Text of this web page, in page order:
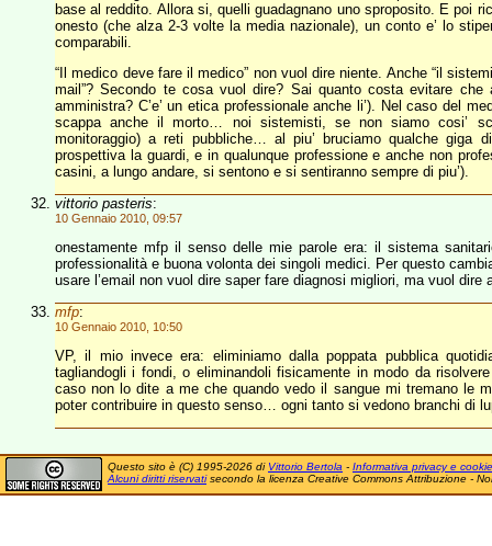
base al reddito. Allora si, quelli guadagnano uno sproposito. E poi
onesto (che alza 2-3 volte la media nazionale), un conto e’ lo
comparabili.
“Il medico deve fare il medico” non vuol dire niente. Anche “il
mail”? Secondo te cosa vuol dire? Sai quanto costa evitare
amministra? C’e’ un etica professionale anche li’). Nel caso del
scappa anche il morto… noi sistemisti, se non siamo cosi’
monitoraggio) a reti pubbliche… al piu’ bruciamo qualche giga
prospettiva la guardi, e in qualunque professione e anche non
casini, a lungo andare, si sentono e si sentiranno sempre di piu’).
vittorio pasteris:
10 Gennaio 2010, 09:57
onestamente mfp il senso delle mie parole era: il sistema
professionalità e buona volonta dei singoli medici. Per questo
usare l’email non vuol dire saper fare diagnosi migliori, ma vuol dire
mfp:
10 Gennaio 2010, 10:50
VP, il mio invece era: eliminiamo dalla poppata pubblica
tagliandogli i fondi, o eliminandoli fisicamente in modo da
caso non lo dite a me che quando vedo il sangue mi tremano le
poter contribuire in questo senso… ogni tanto si vedono branchi di
Questo sito è (C) 1995-2026 di Vittorio Bertola - Informativa privacy e cookie
Alcuni diritti riservatisecondo la licenza Creative Commons Attribuzione -